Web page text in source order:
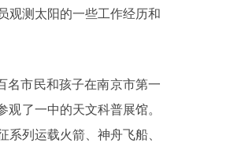
观测太阳的一些工作经历和
市民和孩子在南京市第一
了一中的天文科普展馆。
列运载火箭、神舟飞船、